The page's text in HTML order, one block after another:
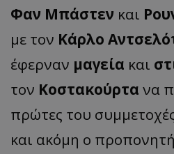
Φαν Μπάστεν και
με τον Κάρλο
έφερναν μαγεία και
τον Κοστακούρτα να
πρώτες του
και ακόμη ο